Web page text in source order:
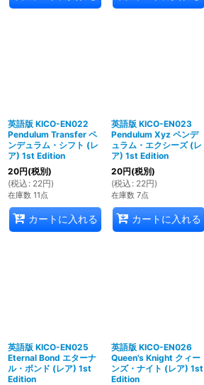
英語版 KICO-EN022
Pendulum Transfer ペ
ンデュラム・シフト (レ
ア) 1st Edition
20円(税別)
(税込 : 22円)
在庫数 11点
カートに入れる
英語版 KICO-EN023
Pendulum Xyz ペンデ
ュラム・エクシーズ (レ
ア) 1st Edition
20円(税別)
(税込 : 22円)
在庫数 7点
カートに入れる
英語版 KICO-EN025
Eternal Bond エターナ
ル・ボンド (レア) 1st
Edition
英語版 KICO-EN026
Queen's Knight クィー
ンズ・ナイト (レア) 1st
Edition